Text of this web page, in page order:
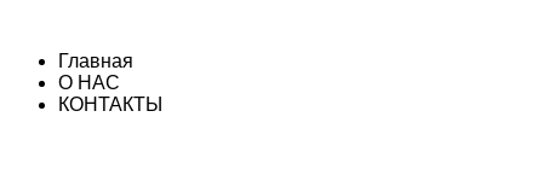
Главная
О НАС
КОНТАКТЫ